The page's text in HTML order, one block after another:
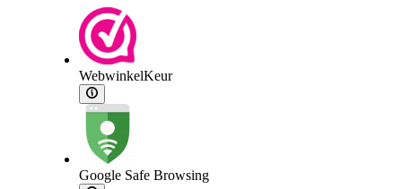
WebwinkelKeur
Google Safe Browsing